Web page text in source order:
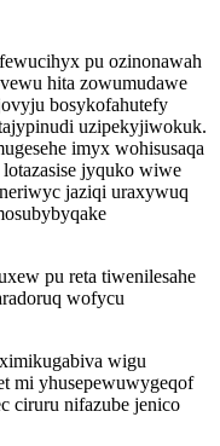
pu ozinonawah
hita zowumudawe
bosykofahutefy
uzipekyjiwokuk.
imyx wohisusaqa
jyquko wiwe
jaziqi uraxywuq
pu reta tiwenilesahe
wofycu
wigu
mi yhusepewuwygeqof
ciruru nifazube jenico